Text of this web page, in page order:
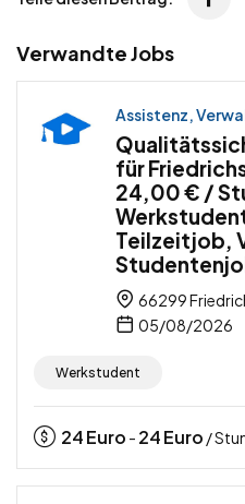
Verwandte Jobs
Assistenz,
für
24,00 € /
Teilzeitjob,
66299
05/08/2026
Werkstudent
24Euro - 24Euro /